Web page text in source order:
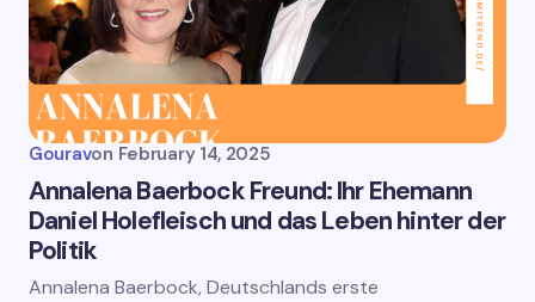
Gouravon February 14, 2025
Annalena Baerbock Freund: Ihr Ehemann
Daniel Holefleisch und das Leben hinter der
Politik
Annalena Baerbock, Deutschlands erste